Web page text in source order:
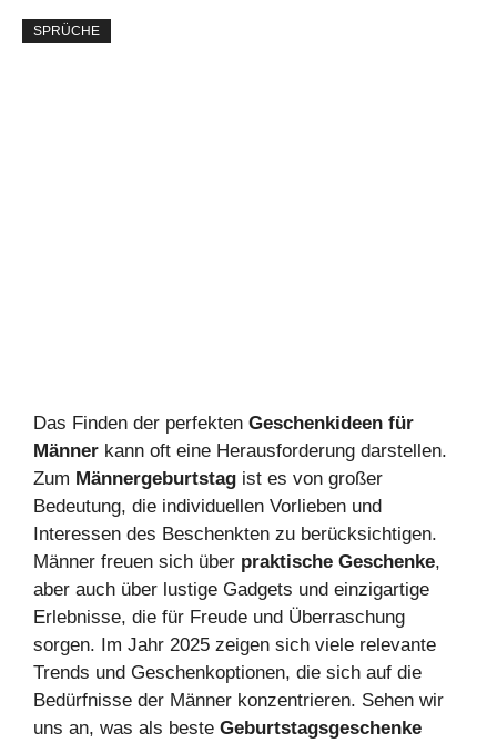
SPRÜCHE
Das Finden der perfekten Geschenkideen für
Männer kann oft eine Herausforderung darstellen.
Zum Männergeburtstag ist es von großer
Bedeutung, die individuellen Vorlieben und
Interessen des Beschenkten zu berücksichtigen.
Männer freuen sich über praktische Geschenke,
aber auch über lustige Gadgets und einzigartige
Erlebnisse, die für Freude und Überraschung
sorgen. Im Jahr 2025 zeigen sich viele relevante
Trends und Geschenkoptionen, die sich auf die
Bedürfnisse der Männer konzentrieren. Sehen wir
uns an, was als beste Geburtstagsgeschenke